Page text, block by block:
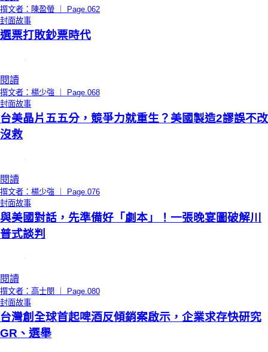
撰文者：陳盈螢 ｜ Page.062
封面故事
選票打敗鈔票時代
閱讀
撰文者：楊少強 ｜ Page.068
封面故事
台美晶片五五分，競爭力就重生？美國製造2謬誤不改
沒救
閱讀
撰文者：楊少強 ｜ Page.076
封面故事
與美國對話，先準備好「劇本」！一張晚宴圖破解川
普式談判
閱讀
撰文者：高士閔 ｜ Page.080
封面故事
台灣創全球首起啤酒反傾銷案啟示，企業求存快研究
GR、選舉